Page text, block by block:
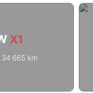
X1
665 km